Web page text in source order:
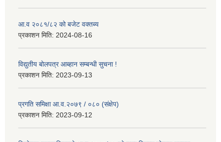
आ.व २०८१/८२ को बजेट वक्तब्य
प्रकाशन मिति: 2024-08-16
विद्युतीय बोलपत्र आब्हान सम्बन्धी सुचना !
प्रकाशन मिति: 2023-09-13
प्रगति समिक्षा आ.व.२०७९ / ०८० (संक्षेप)
प्रकाशन मिति: 2023-09-12